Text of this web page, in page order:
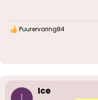
W
n
Puurervaring84
Ice